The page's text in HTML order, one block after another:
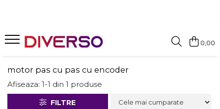
PLA
ABS
0,00
motor pas cu pas cu encoder
Afiseaza: 1-1 din 1 produse
FILTRE